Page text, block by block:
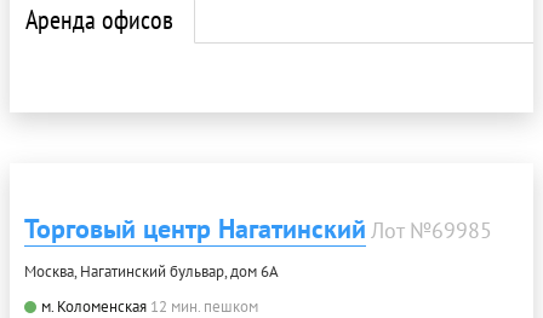
Аренда офисов
Торговый центр Нагатинский Лот №69985
Москва, Нагатинский бульвар, дом 6А
м. Коломенская 12 мин. пешком